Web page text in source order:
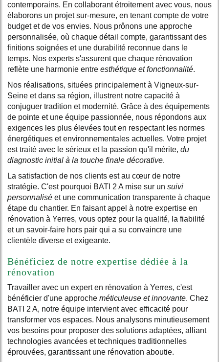
contemporains. En collaborant étroitement avec vous, nous
élaborons un projet sur-mesure, en tenant compte de votre
budget et de vos envies. Nous prônons une approche
personnalisée, où chaque détail compte, garantissant des
finitions soignées et une durabilité reconnue dans le
temps. Nos experts s'assurent que chaque rénovation
reflète une harmonie entre esthétique et fonctionnalité.
Nos réalisations, situées principalement à Vigneux-sur-
Seine et dans sa région, illustrent notre capacité à
conjuguer tradition et modernité. Grâce à des équipements
de pointe et une équipe passionnée, nous répondons aux
exigences les plus élevées tout en respectant les normes
énergétiques et environnementales actuelles. Votre projet
est traité avec le sérieux et la passion qu'il mérite, du
diagnostic initial à la touche finale décorative.
La satisfaction de nos clients est au cœur de notre
stratégie. C'est pourquoi BATI 2 A mise sur un suivi
personnalisé et une communication transparente à chaque
étape du chantier. En faisant appel à notre expertise en
rénovation à Yerres, vous optez pour la qualité, la fiabilité
et un savoir-faire hors pair qui a su convaincre une
clientèle diverse et exigeante.
Bénéficiez de notre expertise dédiée à la
rénovation
Travailler avec un expert en rénovation à Yerres, c'est
bénéficier d'une approche méticuleuse et innovante. Chez
BATI 2 A, notre équipe intervient avec efficacité pour
transformer vos espaces. Nous analysons minutieusement
vos besoins pour proposer des solutions adaptées, alliant
technologies avancées et techniques traditionnelles
éprouvées, garantissant une rénovation aboutie.